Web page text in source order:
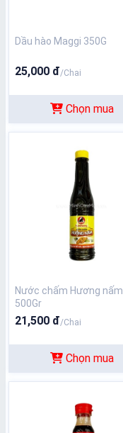
Dầu hào Maggi 350G
25,000 đ/Chai
Chọn mua
Nước chấm Hương nấm
500Gr
21,500 đ/Chai
Chọn mua